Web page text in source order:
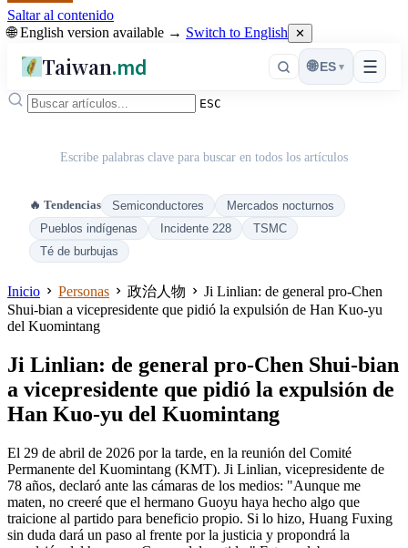
Saltar al contenido
🌐 English version available → Switch to English ✕
Taiwan.md ☰
🌐 ES ▾
ESC
Escribe palabras clave para buscar en todos los artículos
🔥 Tendencias Semiconductores
Mercados nocturnos
Pueblos indígenas
Incidente 228
TSMC
Té de burbujas
Inicio Personas 政治人物
Ji Linlian: de general pro-Chen
Shui-bian a vicepresidente que pidió la expulsión de Han Kuo-yu
del Kuomintang
Ji Linlian: de general pro-Chen Shui-bian
a vicepresidente que pidió la expulsión de
Han Kuo-yu del Kuomintang
El 29 de abril de 2026 por la tarde, en la reunión del Comité
Permanente del Kuomintang (KMT). Ji Linlian, vicepresidente de
78 años, declaró ante las cámaras de los medios: "Aunque me
maten, no creeré que el hermano Guoyu haya hecho algo que
traicione al partido para beneficio propio. Si lo hizo, Huang Fuxing
sin duda dará un paso al frente por la justicia y propondrá la